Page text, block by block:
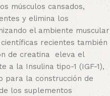
músculos cansados,
y elimina los
el ambiente muscular
recientes también
de creatina eleva el
a la Insulina tipo-1 (IGF-1),
para la construcción de
los suplementos